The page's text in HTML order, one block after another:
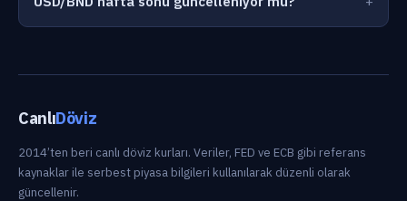
CanlıDöviz
2014’ten beri canlı döviz kurları. Veriler, FED ve ECB gibi referans
kaynaklar ile serbest piyasa bilgileri kullanılarak düzenli olarak
güncellenir.